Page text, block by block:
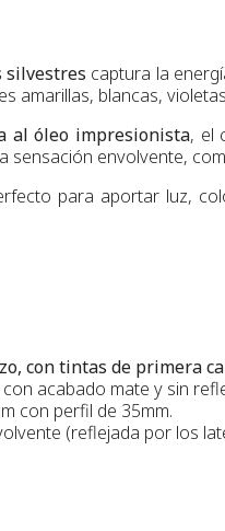
silvestres captura la
amarillas, blancas,
al óleo impresionista, el
sensación envolvente,
para aportar luz,
con tintas de primera
acabado mate y sin
con perfil de 35mm.
(reflejada por los